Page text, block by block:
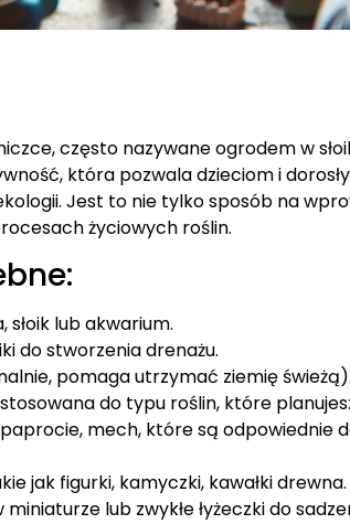
często nazywane ogrodem w
która pozwala dzieciom i
Jest to nie tylko sposób na
życiowych roślin.
lub akwarium.
do stworzenia drenażu.
pomaga utrzymać ziemię
do typu roślin, które
paprocie, mech, które są odpowiednie
jak figurki, kamyczki, kawałki drewna.
lub zwykłe łyżeczki do